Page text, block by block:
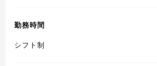
勤務時間
シフト制